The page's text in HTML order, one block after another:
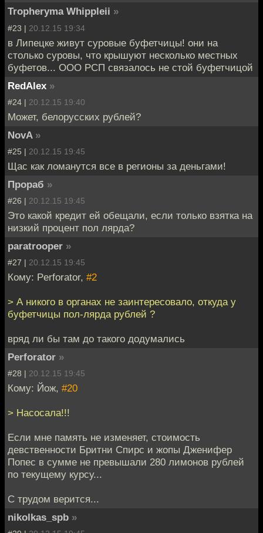
Tropheryma Whippleii »
#23 | 20.12.15 19:34
в Липецке живут суровые буфетчицы! они на
столько суровы, что крышуют несколько местных
буфетов... ООО РСП связалось не стой буфетчицой
RedAlex »
#24 | 20.12.15 19:40
Может, белорусских рублей?
NovA »
#25 | 20.12.15 19:45
Щас как ломанутся все в регионы за деньгами!
Прораб »
#26 | 20.12.15 19:45
Это какой кредит ей обещали, если только взятка на
низкий процент пол лярда?
paratrooper »
#27 | 20.12.15 19:45
Кому: Perforator, #2
> А никого в органах не заинтересовало, откуда у
буфетчицы пол-лярда рублей ?
вряд ли бы там до такого додумались
Perforator »
#28 | 20.12.15 19:45
Кому: Йож, #20
> Насосала!!!
Если мне память не изменяет, стоимость
девственности Бритни Спирс и жопы Дженифер
Попес в сумме не превышали 280 лимонов рублей
по текущему курсу...
С трудом верится...
nikolkas_spb »